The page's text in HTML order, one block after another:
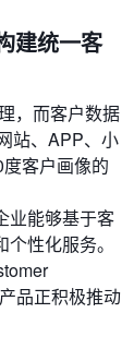
建统一客
，而客户数据
站、APP、小
客户画像的
业能够基于客
性化服务。
品正积极推动